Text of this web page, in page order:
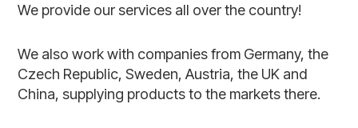
We provide our services all over the country!
We also work with companies from Germany, the
Czech Republic, Sweden, Austria, the UK and
China, supplying products to the markets there.